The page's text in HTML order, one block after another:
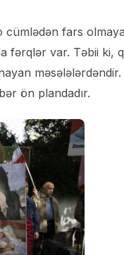
fars
fərqlər var. Təbii ki,
ön plandadır.